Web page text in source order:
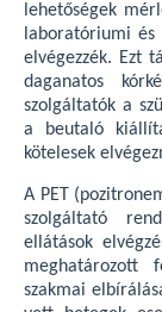
lehetőségek
laboratóriumi és
elvégezzék. Ezt
daganatos
szolgáltatók a
a beutaló
kötelesek
A PET
szolgáltató
ellátások
meghatározott
szakmai